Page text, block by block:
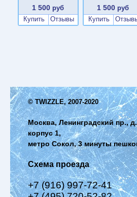
1 500 руб
Купить
Отзывы
1 500 руб
Купить
© TWIZZLE, 2007-2020
Москва, Ленинградский пр.,
корпус 1,
метро Сокол, 3 минуты
Схема проезда
+7 (916) 997-72-41